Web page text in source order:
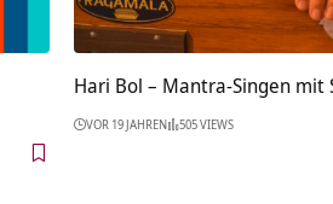
Hari Bol – Mantra-Singen mit
VOR 19 JAHREN 505 VIEWS